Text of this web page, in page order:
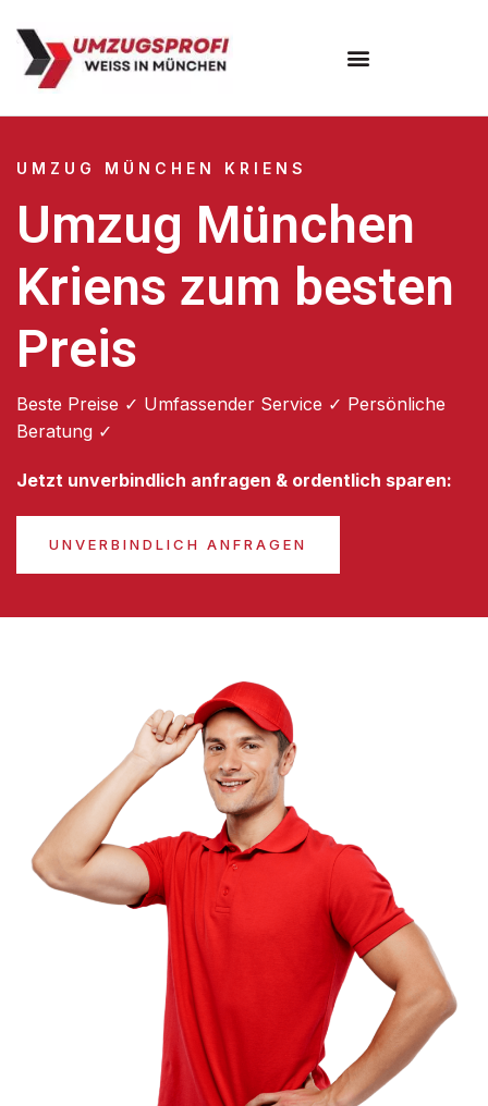
UMZUG MÜNCHEN KRIENS
Umzug München
Kriens zum besten
Preis
Beste Preise ✓ Umfassender Service ✓ Persönliche
Beratung ✓
Jetzt unverbindlich anfragen & ordentlich sparen:
UNVERBINDLICH ANFRAGEN